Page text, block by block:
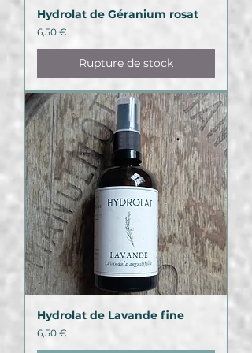
Hydrolat de Géranium rosat
Prix
6,50 €
Rupture de stock
Hydrolat de Lavande fine
Prix
6,50 €